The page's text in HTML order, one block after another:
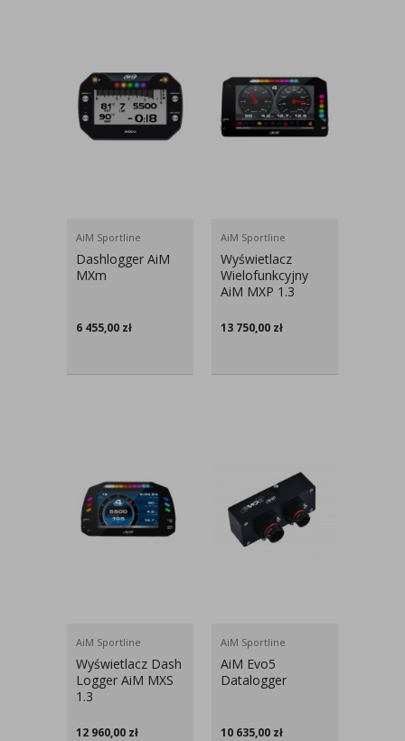
AiM Sportline
Dashlogger AiM
MXm
6 455,00 zł
AiM Sportline
Wyświetlacz
Wielofunkcyjny
AiM MXP 1.3
13 750,00 zł
AiM Sportline
Wyświetlacz Dash
Logger AiM MXS
1.3
12 960,00 zł
AiM Sportline
AiM Evo5
Datalogger
10 635,00 zł